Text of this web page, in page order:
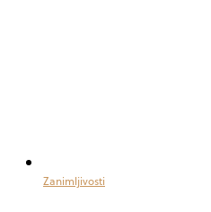
Zanimljivosti